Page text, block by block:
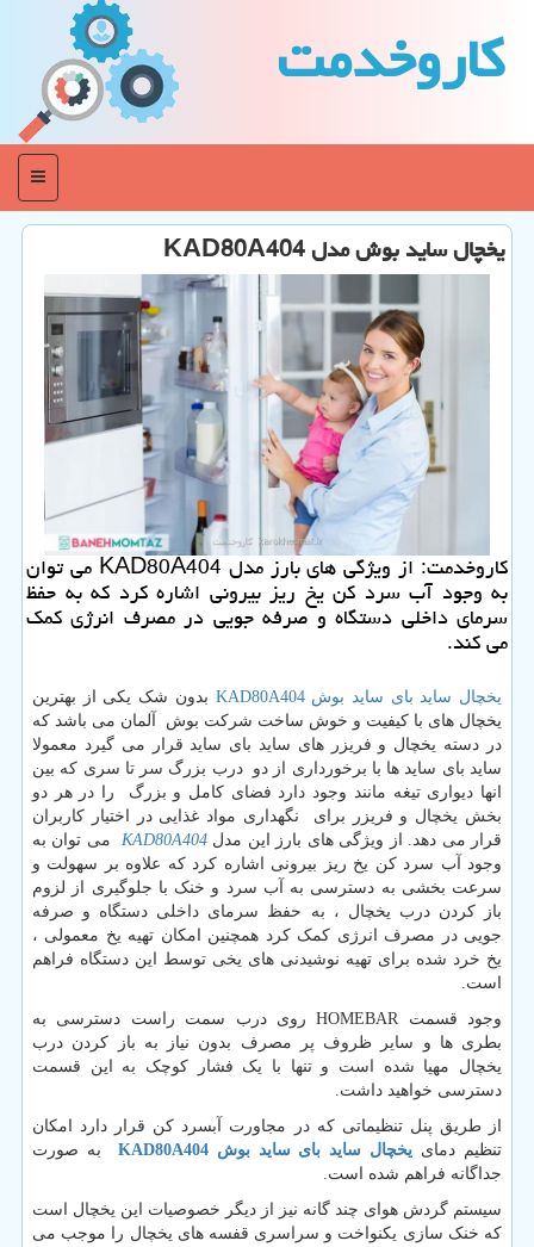
كاروخدمت
منو
یخچال ساید بوش مدل KAD80A404
كاروخدمت: از ویژگی های بارز مدل KAD80A404 می توان
به وجود آب سرد كن یخ ریز بیرونی اشاره كرد كه به حفظ
سرمای داخلی دستگاه و صرفه جویی در مصرف انرژی كمك
می كند.
یخچال ساید بای ساید بوشKAD80A404 بدون شک یکی از بهترین
یخچال های با کیفیت و خوش ساخت شرکت بوش آلمان می باشد که
در دسته یخچال و فریزر های ساید بای ساید قرار می گیرد معمولا
ساید بای ساید ها با برخورداری از دو درب بزرگ سر تا سری که بین
انها دیواری تیغه مانند وجود دارد فضای کامل و بزرگ را در هر دو
بخش یخچال و فریزر برای نگهداری مواد غذایی در اختیار کاربران
قرار می دهد. از ویژگی های بارز این مدلKAD80A404
می توان به
وجود آب سرد کن یخ ریز بیرونی اشاره کرد که علاوه بر سهولت و
سرعت بخشی به دسترسی به آب سرد و خنک با جلوگیری از لزوم
باز کردن درب یخچال ، به حفظ سرمای داخلی دستگاه و صرفه
جویی در مصرف انرژی کمک کرد همچنین امکان تهیه یخ معمولی ،
یخ خرد شده برای تهیه نوشیدنی های یخی توسط این دستگاه فراهم
است.
وجود قسمت HOMEBAR روی درب سمت راست دسترسی به
بطری ها و سایر ظروف پر مصرف بدون نیاز به باز کردن درب
یخچال مهیا شده است و تنها با یک فشار کوچک به این قسمت
دسترسی خواهید داشت.
از طریق پنل تنظیماتی که در مجاورت آبسرد کن قرار دارد امکان
تنظیم دمای یخچال ساید بای ساید بوشKAD80A404
به صورت
جداگانه فراهم شده است.
سیستم گردش هوای چند گانه نیز از دیگر خصوصیات این یخچال است
که خنک سازی یکنواخت و سراسری قفسه های یخچال را موجب می